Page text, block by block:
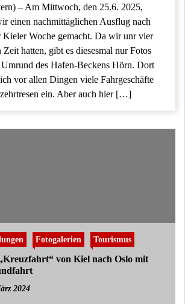
– Am Mittwoch, den 25.6. 2025,
einen nachmittäglichen Ausflug nach
Woche gemacht. Da wir unr vier
Zeit hatten, gibt es diesesmal nur Fotos
des Hafen-Beckens Hörn. Dort
vor allen Dingen viele Fahrgeschäfte
ein. Aber auch hier […]
Fotogalerien Tourismus
von Kiel nach Oslo mit
2024